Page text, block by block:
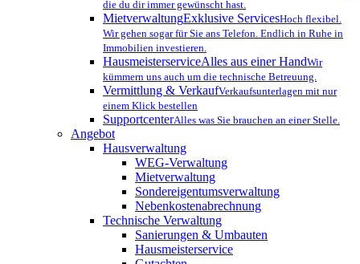
die du dir immer gewünscht hast.
MietverwaltungExklusive ServicesHoch flexibel.
Wir gehen sogar für Sie ans Telefon. Endlich in Ruhe in
Immobilien investieren.
HausmeisterserviceAlles aus einer HandWir
kümmern uns auch um die technische Betreuung.
Vermittlung & VerkaufVerkaufsunterlagen mit nur
einem Klick bestellen
SupportcenterAlles was Sie brauchen an einer Stelle.
Angebot
Hausverwaltung
WEG-Verwaltung
Mietverwaltung
Sondereigentumsverwaltung
Nebenkostenabrechnung
Technische Verwaltung
Sanierungen & Umbauten
Hausmeisterservice